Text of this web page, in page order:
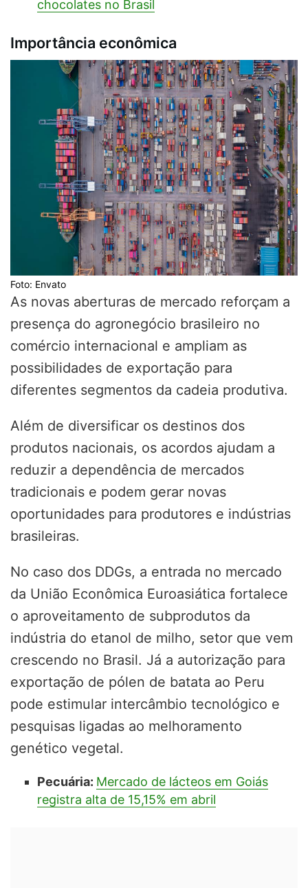
chocolates no Brasil
Importância econômica
Foto: Envato
As novas aberturas de mercado reforçam a
presença do agronegócio brasileiro no
comércio internacional e ampliam as
possibilidades de exportação para
diferentes segmentos da cadeia produtiva.
Além de diversificar os destinos dos
produtos nacionais, os acordos ajudam a
reduzir a dependência de mercados
tradicionais e podem gerar novas
oportunidades para produtores e indústrias
brasileiras.
No caso dos DDGs, a entrada no mercado
da União Econômica Euroasiática fortalece
o aproveitamento de subprodutos da
indústria do etanol de milho, setor que vem
crescendo no Brasil. Já a autorização para
exportação de pólen de batata ao Peru
pode estimular intercâmbio tecnológico e
pesquisas ligadas ao melhoramento
genético vegetal.
Pecuária: Mercado de lácteos em Goiás
registra alta de 15,15% em abril